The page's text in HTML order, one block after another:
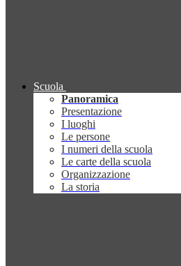
Scuola
Panoramica
Presentazione
I luoghi
Le persone
I numeri della scuola
Le carte della scuola
Organizzazione
La storia